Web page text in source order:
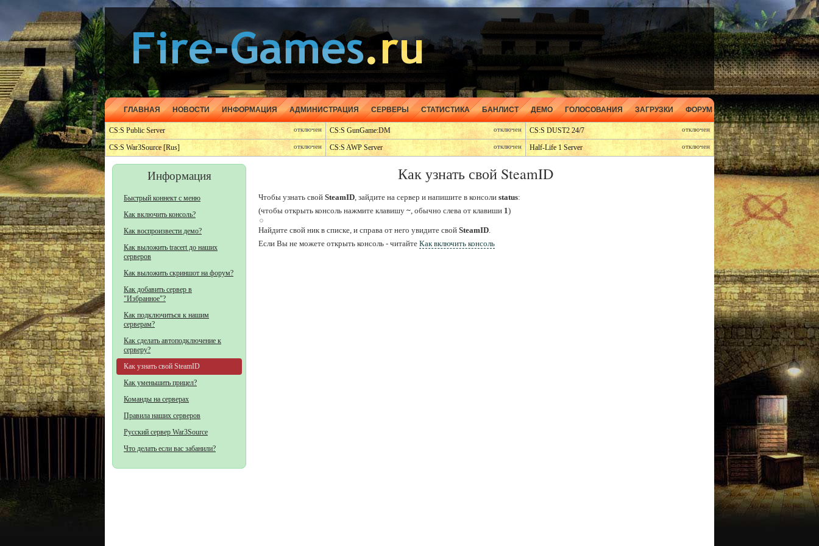
ГЛАВНАЯ НОВОСТИ ИНФОРМАЦИЯ АДМИНИСТРАЦИЯ СЕРВЕРЫ СТАТИСТИКА БАНЛИСТ ДЕМО ГОЛОСОВАНИЯ ЗАГРУЗКИ ФОРУМ
CS:S Public Server отключен CS:S GunGame:DM отключен CS:S DUST2 24/7 отключен
CS:S War3Source [Rus] отключен CS:S AWP Server отключен Half-Life 1 Server отключен
Информация
Быстрый коннект с меню
Как включить консоль?
Как воспроизвести демо?
Как выложить tracert до наших
серверов
Как выложить скриншот на форум?
Как добавить сервер в
"Избранное"?
Как подключиться к нашим
серверам?
Как сделать автоподключение к
серверу?
Как узнать свой SteamID
Как уменьшить прицел?
Команды на серверах
Правила наших серверов
Русский сервер War3Source
Что делать если вас забанили?
Как узнать свой SteamID
Чтобы узнать свой SteamID, зайдите на сервер и напишите в консоли status:
(чтобы открыть консоль нажмите клавишу ~, обычно слева от клавиши 1)
Найдите свой ник в списке, и справа от него увидите свой SteamID.
Если Вы не можете открыть консоль - читайте Как включить консоль